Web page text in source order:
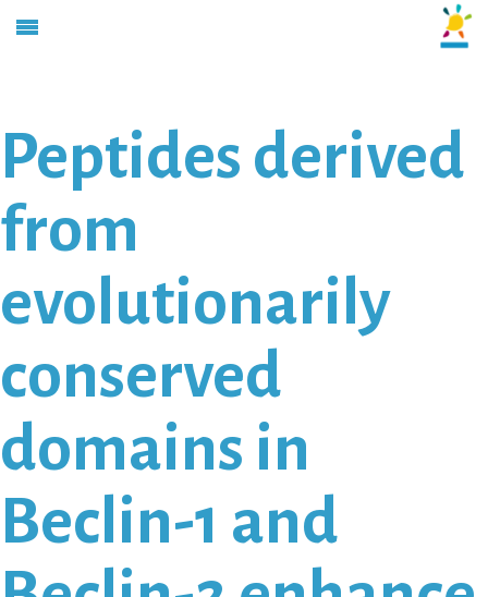
Peptides derived
from
evolutionarily
conserved
domains in
Beclin-1 and